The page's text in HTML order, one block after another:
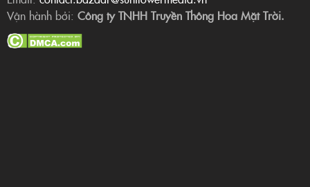
Vận hành bởi: Công ty TNHH Truyền Thông Hoa Mặt Trời.